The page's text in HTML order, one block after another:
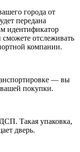
города от
передана
идентификатор
отслеживать
компании.
— вы
вашей покупки.
Такая упаковка,
дверь.